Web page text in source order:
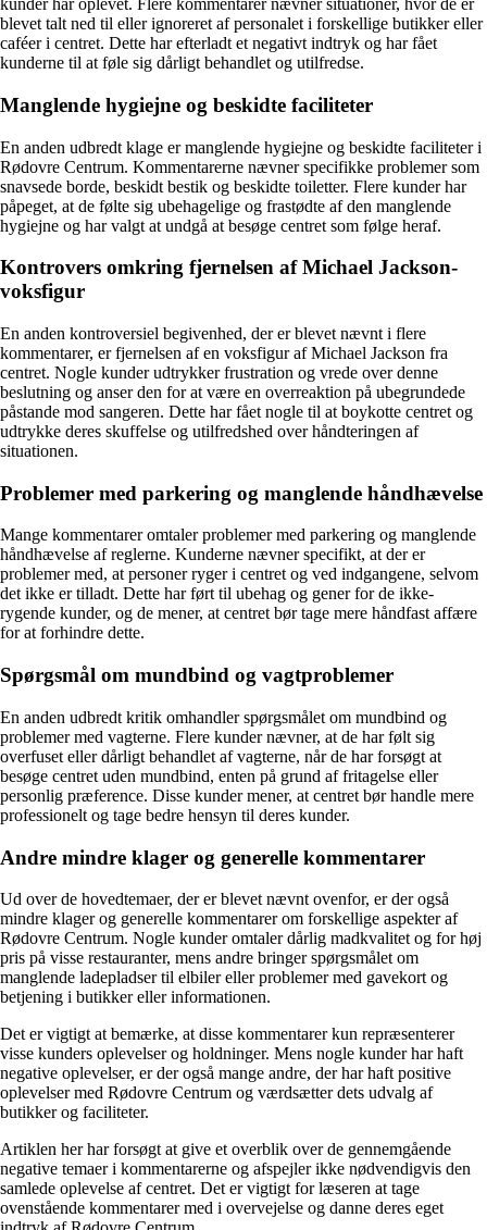
kunder har oplevet. Flere kommentarer nævner situationer, hvor de er
blevet talt ned til eller ignoreret af personalet i forskellige butikker eller
caféer i centret. Dette har efterladt et negativt indtryk og har fået
kunderne til at føle sig dårligt behandlet og utilfredse.
Manglende hygiejne og beskidte faciliteter
En anden udbredt klage er manglende hygiejne og beskidte faciliteter i
Rødovre Centrum. Kommentarerne nævner specifikke problemer som
snavsede borde, beskidt bestik og beskidte toiletter. Flere kunder har
påpeget, at de følte sig ubehagelige og frastødte af den manglende
hygiejne og har valgt at undgå at besøge centret som følge heraf.
Kontrovers omkring fjernelsen af Michael Jackson-
voksfigur
En anden kontroversiel begivenhed, der er blevet nævnt i flere
kommentarer, er fjernelsen af en voksfigur af Michael Jackson fra
centret. Nogle kunder udtrykker frustration og vrede over denne
beslutning og anser den for at være en overreaktion på ubegrundede
påstande mod sangeren. Dette har fået nogle til at boykotte centret og
udtrykke deres skuffelse og utilfredshed over håndteringen af
situationen.
Problemer med parkering og manglende håndhævelse
Mange kommentarer omtaler problemer med parkering og manglende
håndhævelse af reglerne. Kunderne nævner specifikt, at der er
problemer med, at personer ryger i centret og ved indgangene, selvom
det ikke er tilladt. Dette har ført til ubehag og gener for de ikke-
rygende kunder, og de mener, at centret bør tage mere håndfast affære
for at forhindre dette.
Spørgsmål om mundbind og vagtproblemer
En anden udbredt kritik omhandler spørgsmålet om mundbind og
problemer med vagterne. Flere kunder nævner, at de har følt sig
overfuset eller dårligt behandlet af vagterne, når de har forsøgt at
besøge centret uden mundbind, enten på grund af fritagelse eller
personlig præference. Disse kunder mener, at centret bør handle mere
professionelt og tage bedre hensyn til deres kunder.
Andre mindre klager og generelle kommentarer
Ud over de hovedtemaer, der er blevet nævnt ovenfor, er der også
mindre klager og generelle kommentarer om forskellige aspekter af
Rødovre Centrum. Nogle kunder omtaler dårlig madkvalitet og for høj
pris på visse restauranter, mens andre bringer spørgsmålet om
manglende ladepladser til elbiler eller problemer med gavekort og
betjening i butikker eller informationen.
Det er vigtigt at bemærke, at disse kommentarer kun repræsenterer
visse kunders oplevelser og holdninger. Mens nogle kunder har haft
negative oplevelser, er der også mange andre, der har haft positive
oplevelser med Rødovre Centrum og værdsætter dets udvalg af
butikker og faciliteter.
Artiklen her har forsøgt at give et overblik over de gennemgående
negative temaer i kommentarerne og afspejler ikke nødvendigvis den
samlede oplevelse af centret. Det er vigtigt for læseren at tage
ovenstående kommentarer med i overvejelse og danne deres eget